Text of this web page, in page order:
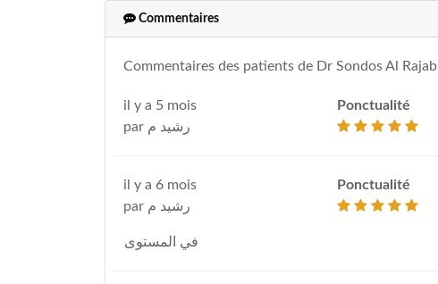
Commentaires
Commentaires des patients de Dr Sondos Al Rajab
il y a 5 mois
par رشيد م
Ponctualité
il y a 6 mois
par رشيد م
Ponctualité
في المستوى